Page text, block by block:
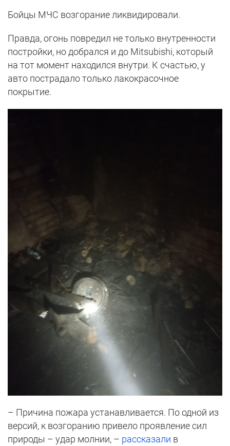
Бойцы МЧС возгорание ликвидировали.
Правда, огонь повредил не только внутренности
постройки, но добрался и до Mitsubishi, который
на тот момент находился внутри. К счастью, у
авто пострадало только лакокрасочное
покрытие.
– Причина пожара устанавливается. По одной из
версий, к возгоранию привело проявление сил
природы – удар молнии, – рассказали в